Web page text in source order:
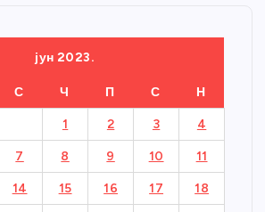
јун 2023.
С Ч П С Н
1 2 3 4
7 8 9 10 11
14 15 16 17 18